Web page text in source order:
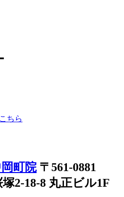
〒561-0881
2-18-8 丸正ビル1F